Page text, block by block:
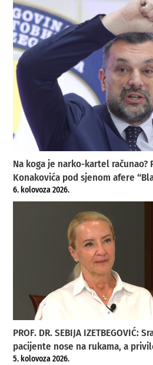
Na koga je narko-kartel
Konakovića pod sjenom afere
6. kolovoza 2026.
PROF. DR. SEBIJA IZETBEGOVIĆ:
pacijente nose na rukama, a
5. kolovoza 2026.